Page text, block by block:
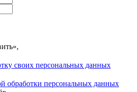
своих персональных данных
обработки персональных данных